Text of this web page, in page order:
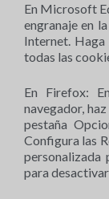
En Microsoft
engranaje en
Internet.
todas las
En Firefox:
navegador,
pestaña
Configura las
personalizada
para